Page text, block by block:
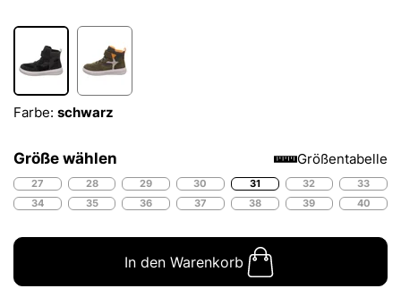
Farbe: schwarz
Größe wählen Größentabelle
27 28 29 30 31 32
33
34
35 36 37 38 39 40
In den Warenkorb